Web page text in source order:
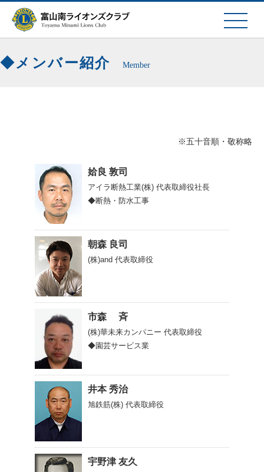
メンバー紹介 Member
※五十音順・敬称略
姶良 敦司
アイラ断熱工業(株) 代表取締役社長
◆断熱・防水工事
朝森 良司
(株)and 代表取締役
市森 斉
(株)華未来カンパニー 代表取締役
◆園芸サービス業
井本 秀治
旭鉄筋(株) 代表取締役
宇野津 友久